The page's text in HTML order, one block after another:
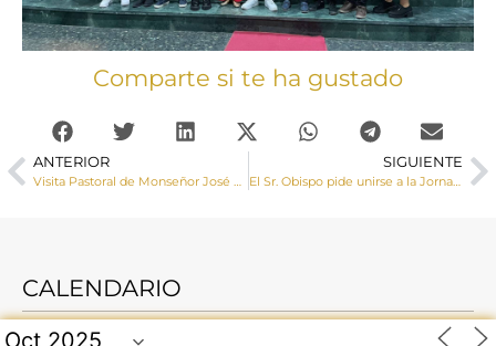
Comparte si te ha gustado
ANTERIOR
Visita Pastoral de Monseñor José María Yanguas a El Pedernoso
SIGUIENTE
El Sr. Obispo pide unirse a la Jornada de Oración y Ayuno por la Paz convocada por el Papa el lunes, 7 de octubre
CALENDARIO